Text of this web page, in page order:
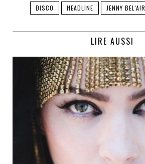
DISCO HEADLINE JENNY BEL'AIR
LIRE AUSSI